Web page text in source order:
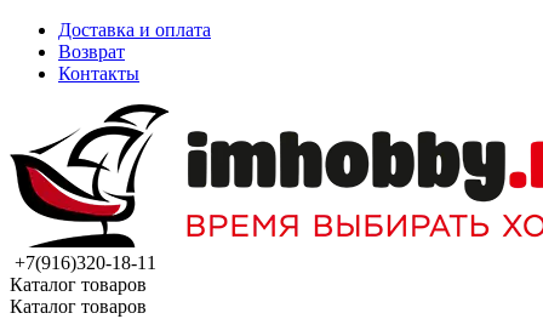
Доставка и оплата
Возврат
Контакты
+7(916)320-18-11
Каталог товаров
Каталог товаров